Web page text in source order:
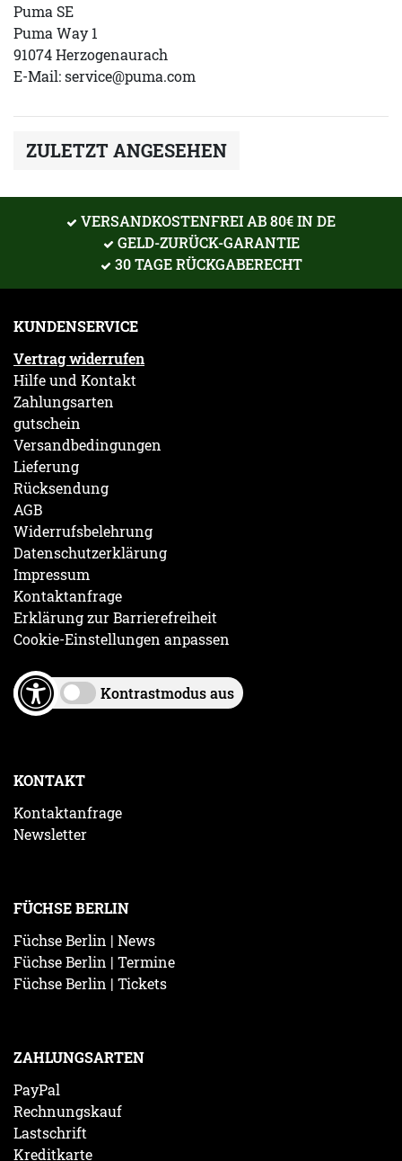
Puma SE
Puma Way 1
91074 Herzogenaurach
E-Mail:service@puma.com
ZULETZT ANGESEHEN
VERSANDKOSTENFREI AB 80€ IN DE
GELD-ZURÜCK-GARANTIE
30 TAGE RÜCKGABERECHT
KUNDENSERVICE
Vertrag widerrufen
Hilfe und Kontakt
Zahlungsarten
gutschein
Versandbedingungen
Lieferung
Rücksendung
AGB
Widerrufsbelehrung
Datenschutzerklärung
Impressum
Kontaktanfrage
Erklärung zur Barrierefreiheit
Cookie-Einstellungen anpassen
Kontrastmodus aus
KONTAKT
Kontaktanfrage
Newsletter
FÜCHSE BERLIN
Füchse Berlin | News
Füchse Berlin | Termine
Füchse Berlin | Tickets
ZAHLUNGSARTEN
PayPal
Rechnungskauf
Lastschrift
Kreditkarte